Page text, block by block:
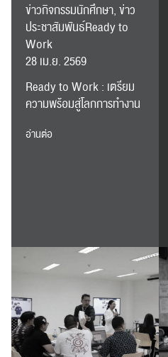
ข่าวกิจกรรมนักศึกษา, ข่าว
ประชาสัมพันธ์Ready to
Work
28 เม.ย. 2569
Ready to Work : เตรียม
ความพร้อมสู่โลกการทำงาน
อ่านต่อ